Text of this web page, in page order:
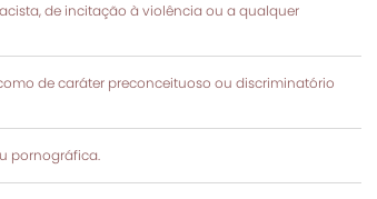
de incitação à violência ou a qualquer
de caráter preconceituoso ou discriminatório
pornográfica.